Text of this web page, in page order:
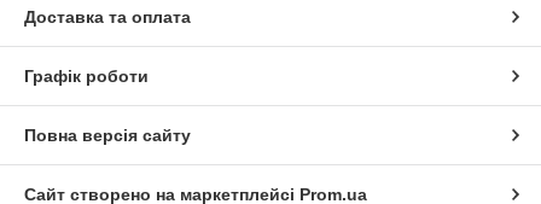
Доставка та оплата
Графік роботи
Повна версія сайту
Сайт створено на маркетплейсі Prom.ua